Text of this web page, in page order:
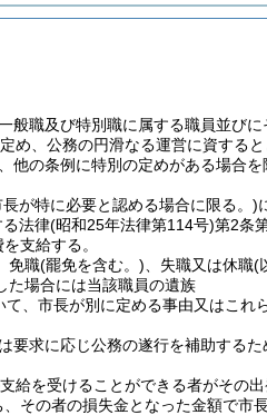
般職及び特別職に属する職員並び
め、公務の円滑なる運営に資する
の条例に特別の定めがある場合を
が特に必要と認める場合に限る。)
法律(昭和25年法律第114号)第2条
支給する。
免職(罷免を含む。) 、失職又は休職(
た場合には当該職員の遺族
、市長が別に定める事由又はこれ
要求に応じ公務の遂行を補助する
給を受けることができる者がその
その者の損失金となった金額で市